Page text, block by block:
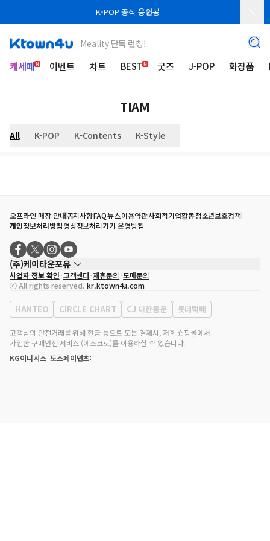
K-POP 공식 응원봉
Meality 단독 런칭!
케세페 이벤트 차트 BEST 굿즈 J-POP 화장품
TIAM
All K-POP K-Contents K-Style
오프라인 매장 안내공지사항FAQ뉴스이용약관사회적기업활동청소년보호정책
개인정보처리방침영상정보처리기기 운영방침
(주)케이타운포유
대표자
송효민
사업자등록번호
120-87-71116
통신판매업 신고번호 제2011-서울강남-02223
대표전화
02-552-9855
사업자 정보 확인 고객센터 제휴문의 도매문의
ⓒ All rights reserved. kr.ktown4u.com
HANTEO CIRCLE CHART CJ 대한통운 롯데택배
고객님의 안전거래를 위해 현금 등으로 모든 결제시, 저희 쇼핑몰에서
가입한 구매안전 서비스 (에스크로)를 이용하실 수 있습니다.
KG이니시스 토스페이먼츠